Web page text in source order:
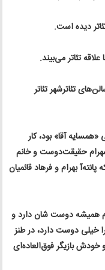
دیده است.
تئاتر می‌بیند.
تئاترشهر تئاتر
آقا» بود، کار
حقیقت‌دوست و خانم
بهرام و فرهاد قائمیان
همیشه دوست‌ شان دارد و
خیلی دوست دارد، در طنز
بازیگر فوق‌العاده‌ای